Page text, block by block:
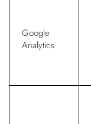
Google
Analytics